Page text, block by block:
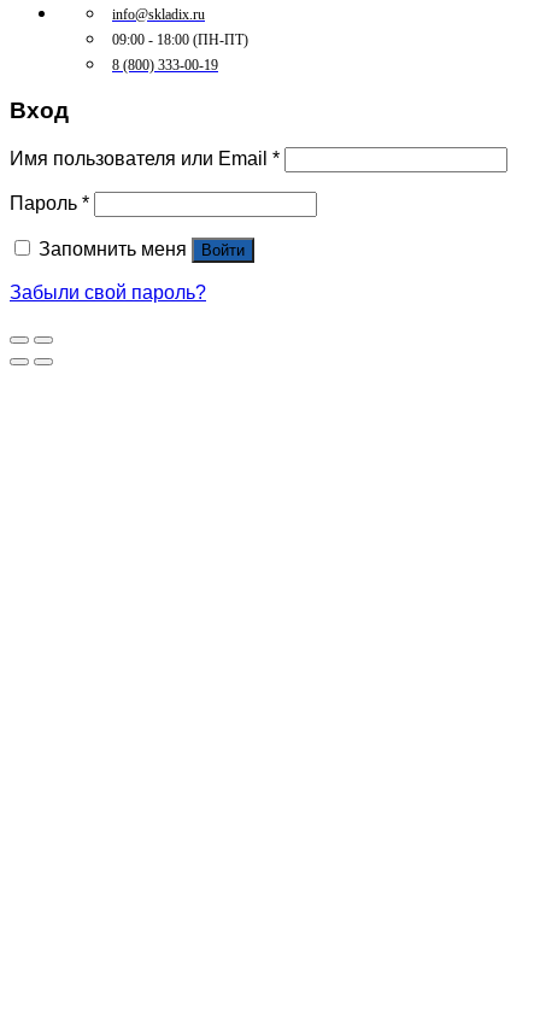
info@skladix.ru
09:00 - 18:00 (ПН-ПТ)
8 (800) 333-00-19
Вход
Имя пользователя или Email *
Пароль *
Запомнить меня Войти
Забыли свой пароль?